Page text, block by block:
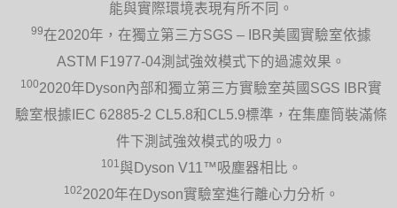
能與實際環境表現有所不同。
99在2020年，在獨立第三方SGS – IBR美國實驗室依據
ASTM F1977-04測試強效模式下的過濾效果。
1002020年Dyson內部和獨立第三方實驗室英國SGS IBR實
驗室根據IEC 62885-2 CL5.8和CL5.9標準，在集塵筒裝滿條
件下測試強效模式的吸力。
101 與Dyson V11™吸塵器相比。
1022020年在Dyson實驗室進行離心力分析。